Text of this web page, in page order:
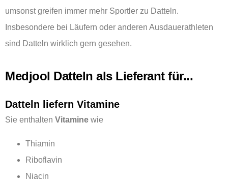
umsonst greifen immer mehr Sportler zu Datteln.
Insbesondere bei Läufern oder anderen Ausdauerathleten
sind Datteln wirklich gern gesehen.
Medjool Datteln als Lieferant für...
Datteln liefern Vitamine
Sie enthalten Vitamine wie
Thiamin
Riboflavin
Niacin